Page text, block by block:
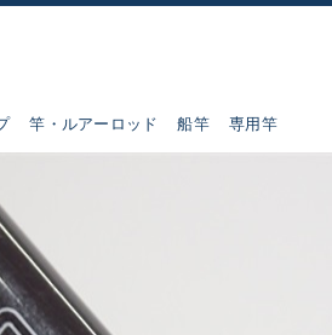
竿・ルアーロッド 船竿 専用竿